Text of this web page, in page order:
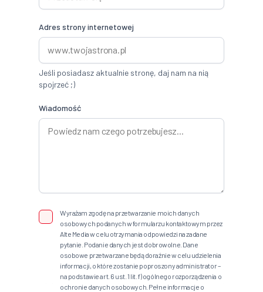
Adres strony internetowej
Jeśli posiadasz aktualnie stronę, daj nam na nią
spojrzeć ;)
Wiadomość
Wyrażam zgodę na przetwarzanie moich danych
osobowych podanych w formularzu kontaktowym przez
Alte Media w celu otrzymania odpowiedzi na zadane
pytanie. Podanie danych jest dobrowolne. Dane
osobowe przetwarzane będą doraźnie w celu udzielenia
informacji, o które zostanie poproszony administrator –
na podstawie art. 6 ust. 1 lit. f) ogólnego rozporządzenia o
ochronie danych osobowych. Pełne informacje o